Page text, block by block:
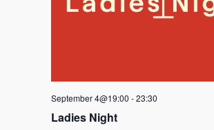
Ladies Night
September 4@19:00 -23:30